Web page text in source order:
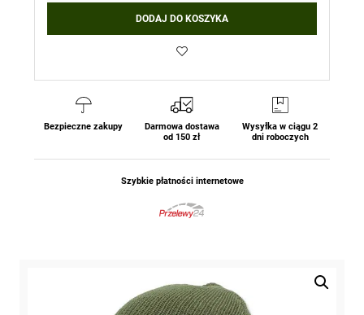
Watch
-
-
Zielony
Mil-
DODAJ DO KOSZYKA
Bezpieczne zakupy
Darmowa dostawa
od 150 zł
Wysyłka w ciągu 2
dni roboczych
Szybkie płatności internetowe